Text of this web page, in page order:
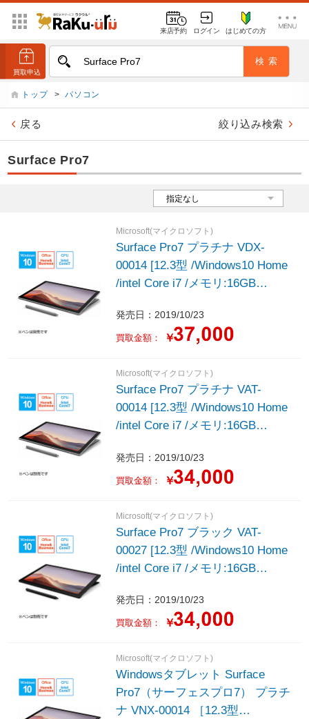
来店予約 ログイン はじめての方
トップ > パソコン
戻る 絞り込み検索
Surface Pro7
Microsoft(マイクロソフト)
Surface Pro7 プラチナ VDX-
00014 [12.3型 /Windows10 Home
/intel Core i7 /メモリ:16GB
発売日：2019/10/23
買取金額： ￥
Microsoft(マイクロソフト)
Surface Pro7 プラチナ VAT-
00014 [12.3型 /Windows10 Home
/intel Core i7 /メモリ:16GB
発売日：2019/10/23
買取金額： ￥
Microsoft(マイクロソフト)
Surface Pro7 ブラック VAT-
00027 [12.3型 /Windows10 Home
/intel Core i7 /メモリ:16GB
発売日：2019/10/23
買取金額： ￥
Microsoft(マイクロソフト)
Windowsタブレット Surface
Pro7（サーフェスプロ7） プラチ
ナ VNX-00014 ［12.3型